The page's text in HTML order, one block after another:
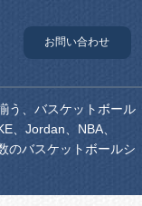
お問い合わせ
う、バスケットボール
、Jordan、NBA、
のバスケットボールシ